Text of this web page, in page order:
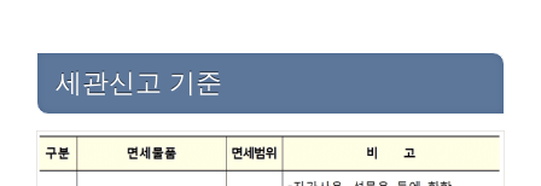
세관신고 기준